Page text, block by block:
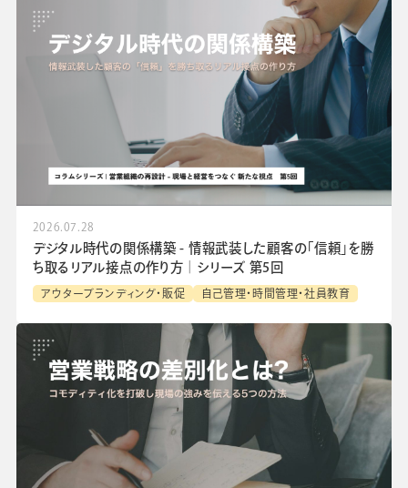
2026.07.28
デジタル時代の関係構築 - 情報武装した顧客の「信頼」を勝
ち取るリアル接点の作り方│シリーズ 第5回
アウターブランディング・販促 自己管理・時間管理・社員教育